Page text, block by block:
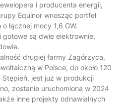
i producenta energii,
Equinor wnosząc portfel
łącznej mocy 1,6 GW.
są dwie elektrownie,
drugiej farmy Zagórzyca,
w Polsce, do około 120
Stępień, jest już w produkcji
zostanie uruchomiona w 2024
inne projekty odnawialnych